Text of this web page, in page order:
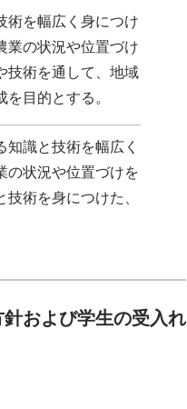
術を幅広く身につけ
業の状況や位置づけ
技術を通して、地域
目的とする。
識と技術を幅広く
の状況や位置づけを
術を身につけた、
および学生の受入れ